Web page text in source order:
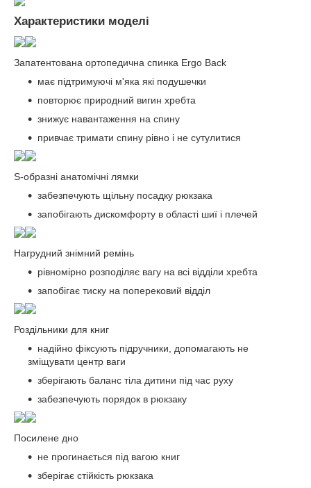
Характеристики моделі
Запатентована ортопедична спинка Ergo Back
має підтримуючі м'яка які подушечки
повторює природний вигин хребта
знижує навантаження на спину
привчає тримати спину рівно і не сутулитися
S-образні анатомічні лямки
забезпечують щільну посадку рюкзака
запобігають дискомфорту в області шиї і плечей
Нагрудний знімний ремінь
рівномірно розподіляє вагу на всі відділи хребта
запобігає тиску на поперековий відділ
Роздільники для книг
надійно фіксують підручники, допомагають не
зміщувати центр ваги
зберігають баланс тіла дитини під час руху
забезпечують порядок в рюкзаку
Посилене дно
не прогинається під вагою книг
зберігає стійкість рюкзака